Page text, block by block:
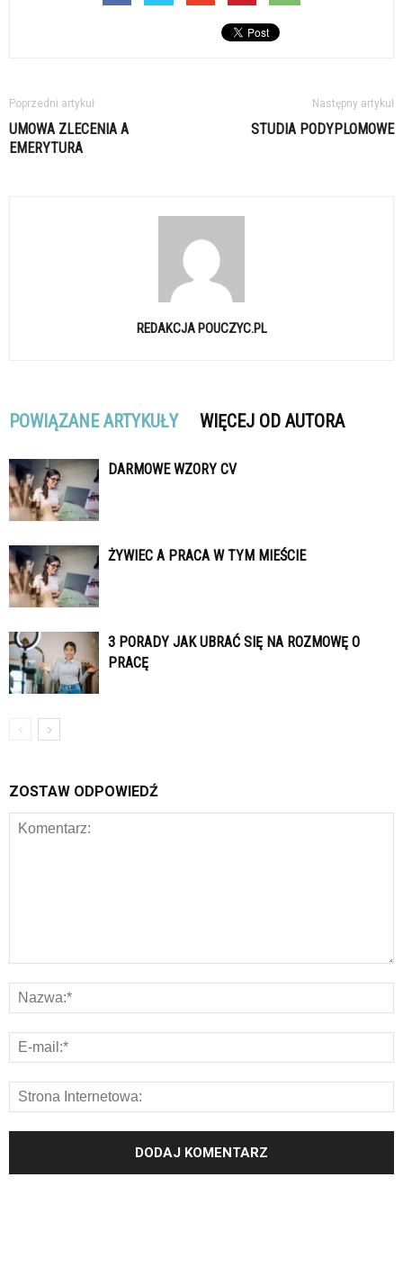
Poprzedni artykuł
UMOWA ZLECENIA A
EMERYTURA
Następny artykuł
STUDIA PODYPLOMOWE
REDAKCJA POUCZYC.PL
POWIĄZANE ARTYKUŁY WIĘCEJ OD AUTORA
DARMOWE WZORY CV
ŻYWIEC A PRACA W TYM MIEŚCIE
3 PORADY JAK UBRAĆ SIĘ NA ROZMOWĘ O
PRACĘ
ZOSTAW ODPOWIEDŹ